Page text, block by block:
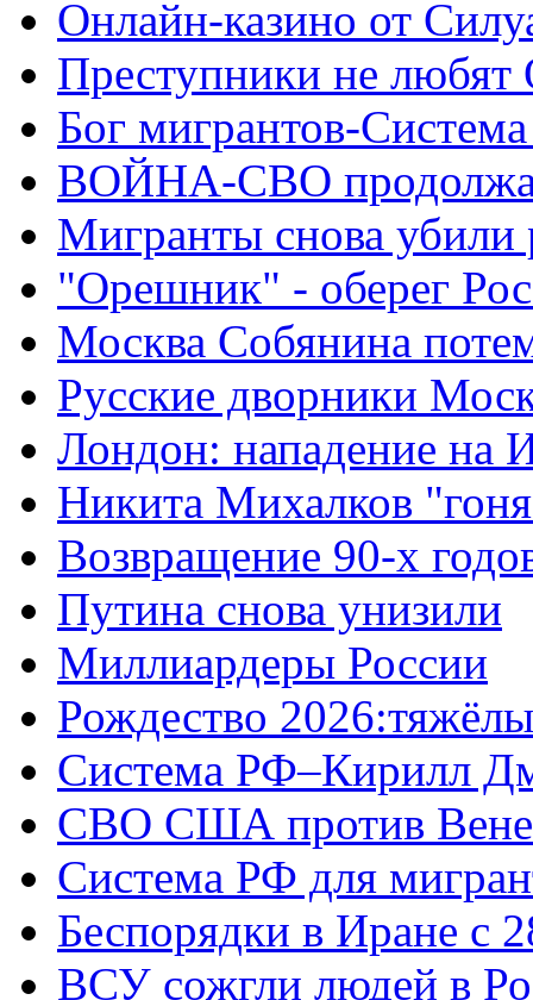
Онлайн-казино от
Преступники не
Бог мигрантов-
ВОЙНА-СВО
Мигранты снова убили
"Орешник" - оберег
Москва Собянина
Русские дворники
Лондон: нападение на
Никита Михалков
Возвращение 90-х
Путина снова унизили
Миллиардеры России
Рождество
Система РФ–Кирилл
СВО США против
Система РФ для
Беспорядки в Иране с
ВСУ сожгли людей в